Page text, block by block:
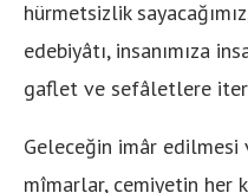
hürmetsizlik
edebiyâtı, insanımıza
gaflet ve sefâletlere
Geleceğin imâr edilmesi
mîmarlar, cemiyetin her